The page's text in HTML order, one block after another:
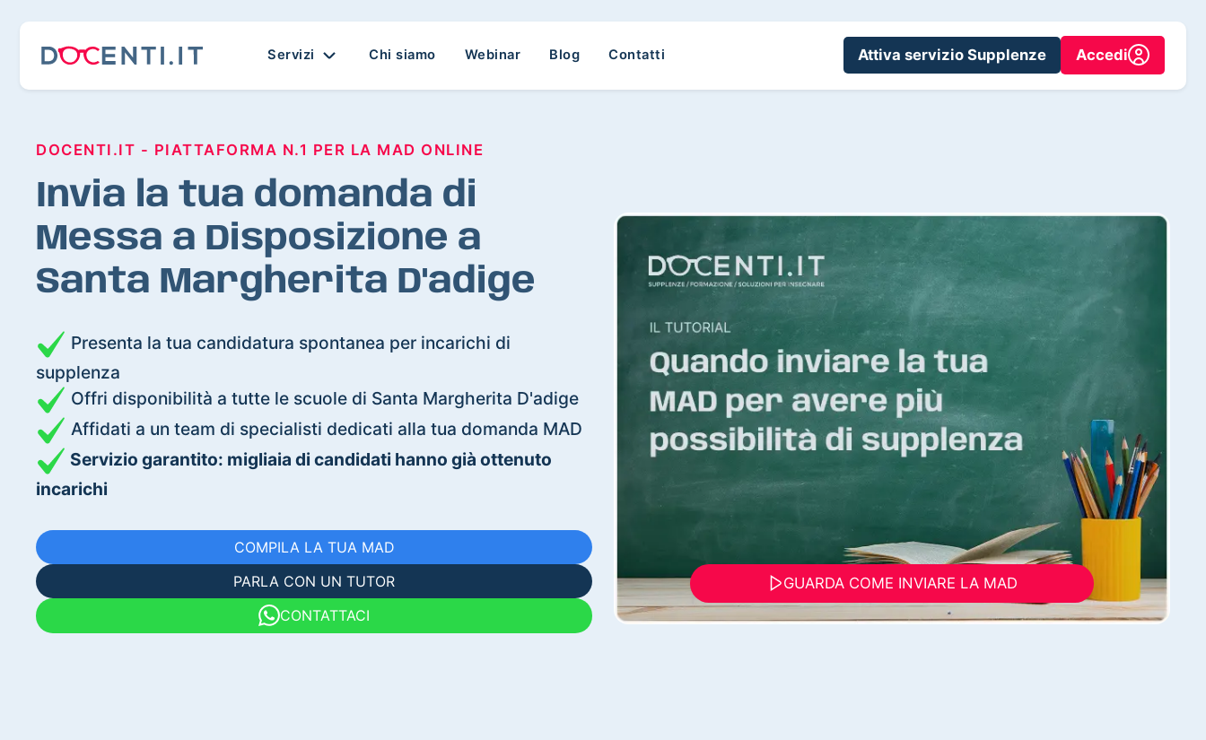
Servizi Chi siamo Webinar Blog Contatti Attiva servizio Supplenze Accedi
DOCENTI.IT - PIATTAFORMA N.1 PER LA MAD ONLINE
Invia la tua domanda di
Messa a Disposizione a
Santa Margherita D'adige
Presenta la tua candidatura spontanea per incarichi di
supplenza
Offri disponibilità a tutte le scuole di Santa Margherita D'adige
Affidati a un team di specialisti dedicati alla tua domanda MAD
Servizio garantito: migliaia di candidati hanno già ottenuto
incarichi
COMPILA LA TUA MAD
PARLA CON UN TUTOR
CONTATTACI
GUARDA COME INVIARE LA MAD